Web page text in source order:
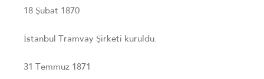
18 Şubat 1870
İstanbul Tramvay Şirketi kuruldu.
31 Temmuz 1871